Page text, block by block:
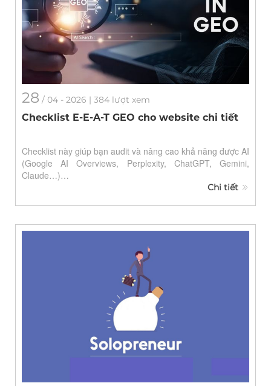
28 / 04 - 2026 | 384 lượt xem
Checklist E-E-A-T GEO cho website chi tiết
Checklist này giúp bạn audit và nâng cao khả năng được AI
(Google AI Overviews, Perplexity, ChatGPT, Gemini,
Claude…)…
Chi tiết